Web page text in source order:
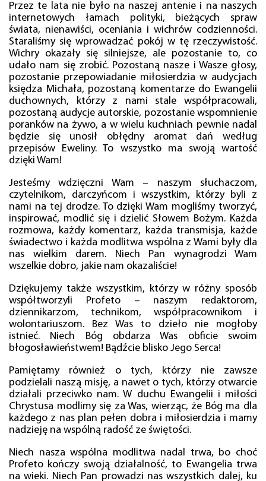
Przez te lata nie było na naszej antenie i na naszych
internetowych łamach polityki, bieżących spraw
świata, nienawiści, oceniania i wichrów codzienności.
Staraliśmy się wprowadzać pokój w tę rzeczywistość.
Wichry okazały się silniejsze, ale pozostanie to, co
udało nam się zrobić. Pozostaną nasze i Wasze głosy,
pozostanie przepowiadanie miłosierdzia w audycjach
księdza Michała, pozostaną komentarze do Ewangelii
duchownych, którzy z nami stale współpracowali,
pozostaną audycje autorskie, pozostanie wspomnienie
poranków na żywo, a w wielu kuchniach pewnie nadal
będzie się unosił obłędny aromat dań według
przepisów Eweliny. To wszystko ma swoją wartość
dzięki Wam!
Jesteśmy wdzięczni Wam – naszym słuchaczom,
czytelnikom, darczyńcom i wszystkim, którzy byli z
nami na tej drodze. To dzięki Wam mogliśmy tworzyć,
inspirować, modlić się i dzielić Słowem Bożym. Każda
rozmowa, każdy komentarz, każda transmisja, każde
świadectwo i każda modlitwa wspólna z Wami były dla
nas wielkim darem. Niech Pan wynagrodzi Wam
wszelkie dobro, jakie nam okazaliście!
Dziękujemy także wszystkim, którzy w różny sposób
współtworzyli Profeto – naszym redaktorom,
dziennikarzom, technikom, współpracownikom i
wolontariuszom. Bez Was to dzieło nie mogłoby
istnieć. Niech Bóg obdarza Was obficie swoim
błogosławieństwem! Bądźcie blisko Jego Serca!
Pamiętamy również o tych, którzy nie zawsze
podzielali naszą misję, a nawet o tych, którzy otwarcie
działali przeciwko nam. W duchu Ewangelii i miłości
Chrystusa modlimy się za Was, wierząc, że Bóg ma dla
każdego z nas plan pełen dobra i miłosierdzia i mamy
nadzieję na wspólną radość ze świętości.
Niech nasza wspólna modlitwa nadal trwa, bo choć
Profeto kończy swoją działalność, to Ewangelia trwa
na wieki. Niech Pan prowadzi nas wszystkich dalej, ku